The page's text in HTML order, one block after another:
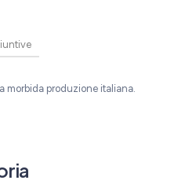
morbida produzione italiana.